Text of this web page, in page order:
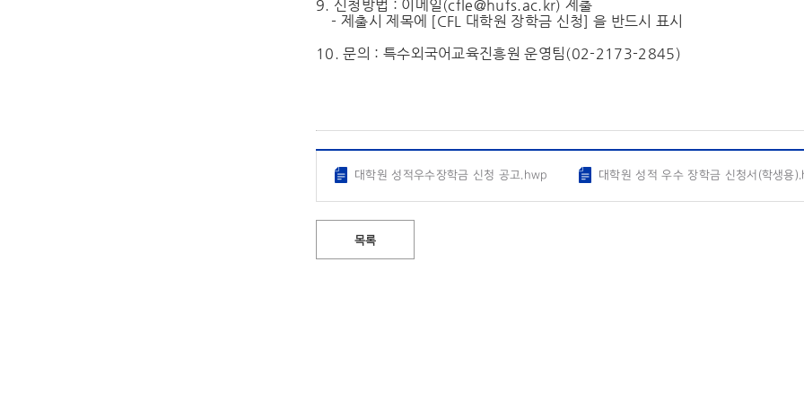
9. 신청방법 : 이메일(cfle@hufs.ac.kr) 제출
- 제출시 제목에 [CFL 대학원 장학금 신청] 을 반드시 표시
10. 문의 : 특수외국어교육진흥원 운영팀(02-2173-2845)
대학원 성적우수장학금 신청 공고.hwp 대학원 성적 우수 장학금 신청서(학생용
목록